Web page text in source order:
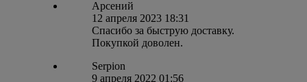
Арсений
12 апреля 2023 18:31
Спасибо за быструю доставку.
Покупкой доволен.
Serpion
9 апреля 2022 01:56